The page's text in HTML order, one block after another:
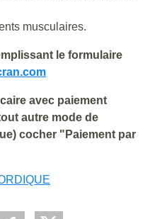
musculaires.
le formulaire
avec paiement
autre mode de
cocher "Paiement par